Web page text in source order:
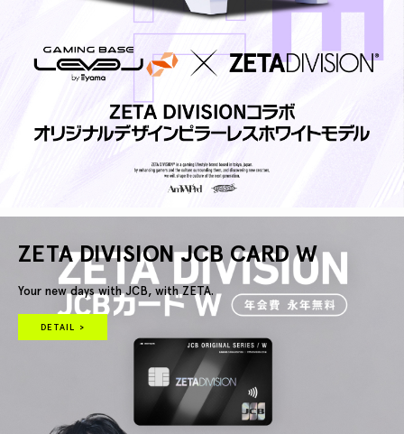
ZETA DIVISION JCB CARD W
Your new days with JCB, with ZETA.
DETAIL >